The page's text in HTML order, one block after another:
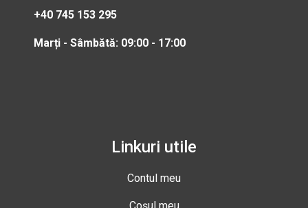
+40 745 153 295
Marți - Sâmbătă: 09:00 - 17:00
Linkuri utile
Contul meu